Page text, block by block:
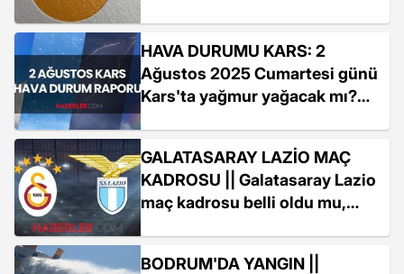
HAVA DURUMU KARS: 2
Ağustos 2025 Cumartesi günü
Kars'ta yağmur yağacak mı?
GALATASARAY LAZİO MAÇ
KADROSU || Galatasaray Lazio
maç kadrosu belli oldu mu,
BODRUM'DA YANGIN ||